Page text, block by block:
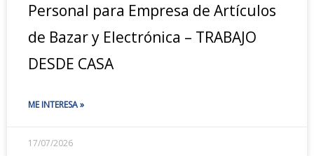
Personal para Empresa de Artículos
de Bazar y Electrónica – TRABAJO
DESDE CASA
ME INTERESA »
17/07/2026